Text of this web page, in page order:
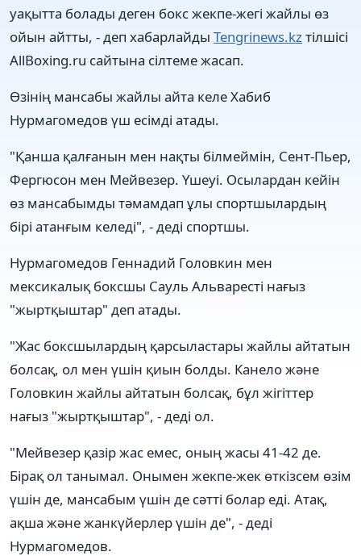
уақытта болады деген бокс жекпе-жегі жайлы өз
ойын айтты, - деп хабарлайды Tengrinews.kz тілшісі
AllBoxing.ru сайтына сілтеме жасап.
Өзінің мансабы жайлы айта келе Хабиб
Нурмагомедов үш есімді атады.
"Қанша қалғанын мен нақты білмеймін, Сент-Пьер,
Фергюсон мен Мейвезер. Үшеуі. Осылардан кейін
өз мансабымды тәмамдап ұлы спортшылардың
бірі атанғым келеді", - деді спортшы.
Нурмагомедов Геннадий Головкин мен
мексикалық боксшы Сауль Альваресті нағыз
"жыртқыштар" деп атады.
"Жас боксшылардың қарсыластары жайлы айтатын
болсақ, ол мен үшін қиын болды. Канело және
Головкин жайлы айтатын болсақ, бұл жігіттер
нағыз "жыртқыштар", - деді ол.
"Мейвезер қазір жас емес, оның жасы 41-42 де.
Бірақ ол танымал. Онымен жекпе-жек өткізсем өзім
үшін де, мансабым үшін де сәтті болар еді. Атақ,
ақша және жанкүйерлер үшін де", - деді
Нурмагомедов.